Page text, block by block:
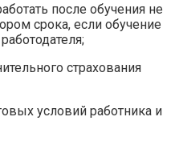
после обучения не
срока, если обучение
страхования
условий работника и